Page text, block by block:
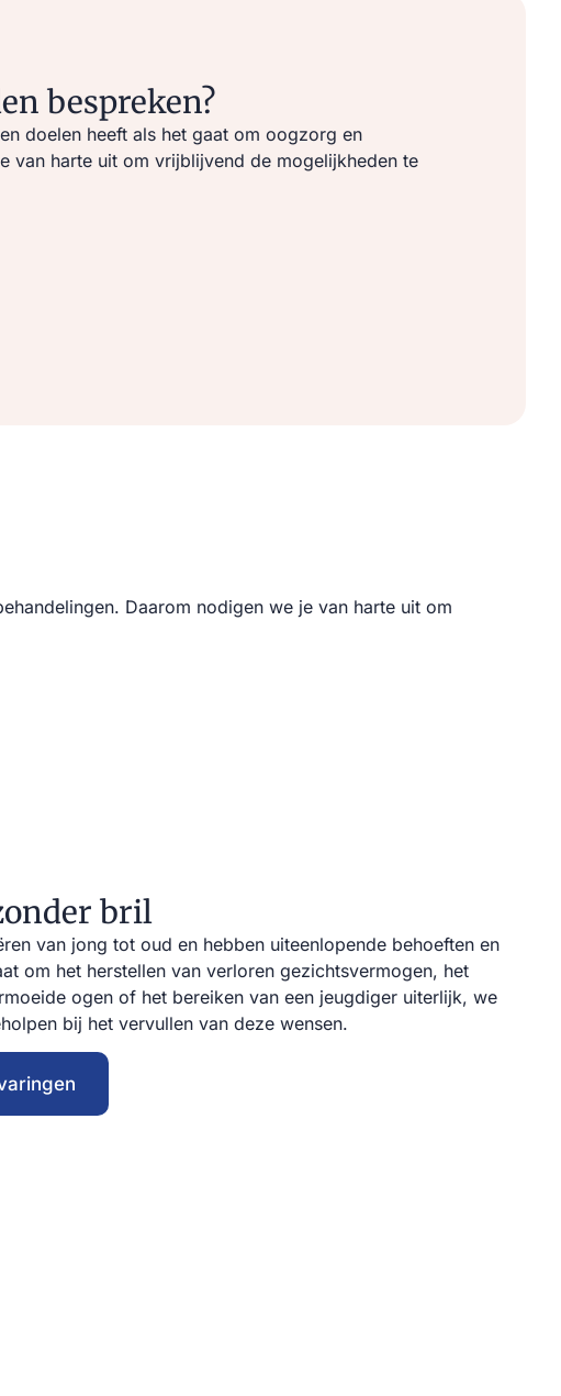
bespreken?
doelen heeft als het gaat om oogzorg en
van harte uit om vrijblijvend de mogelijkheden te
Daarom nodigen we je van harte uit om
bril
van jong tot oud en hebben uiteenlopende behoeften en
om het herstellen van verloren gezichtsvermogen, het
ogen of het bereiken van een jeugdiger uiterlijk, we
bij het vervullen van deze wensen.